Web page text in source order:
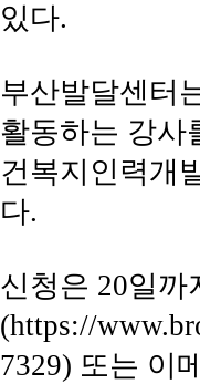
있다.
부산발달센터
활동하는 강사
건복지인력개
다.
신청은 20일
(https://
7329) 또는 이